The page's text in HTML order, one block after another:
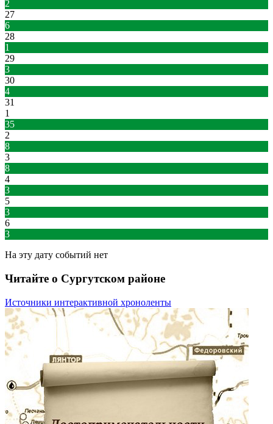
2
27
6
28
1
29
3
30
4
31
1
35
2
8
3
8
4
3
5
3
6
3
На эту дату событий нет
Читайте о Сургутском районе
Источники интерактивной хроноленты